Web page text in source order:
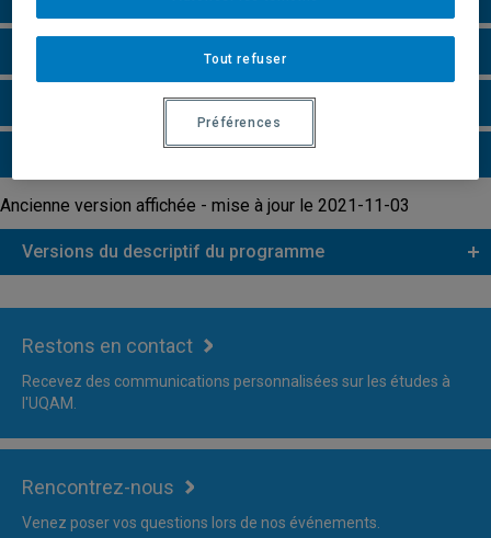
Faire une demande d'admission
Plus d'information
Ancienne version affichée - mise à jour le 2021-11-03
Versions du descriptif du programme
Restons en contact
Recevez des communications personnalisées sur les études à
l'UQAM.
Rencontrez-nous
Venez poser vos questions lors de nos événements.
Tout refuser
Préférences